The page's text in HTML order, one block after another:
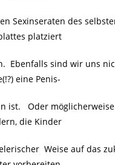
Sexinseraten des
platziert
Ebenfalls sind wir uns
eine Penis-
ist. Oder
die Kinder
Weise auf das